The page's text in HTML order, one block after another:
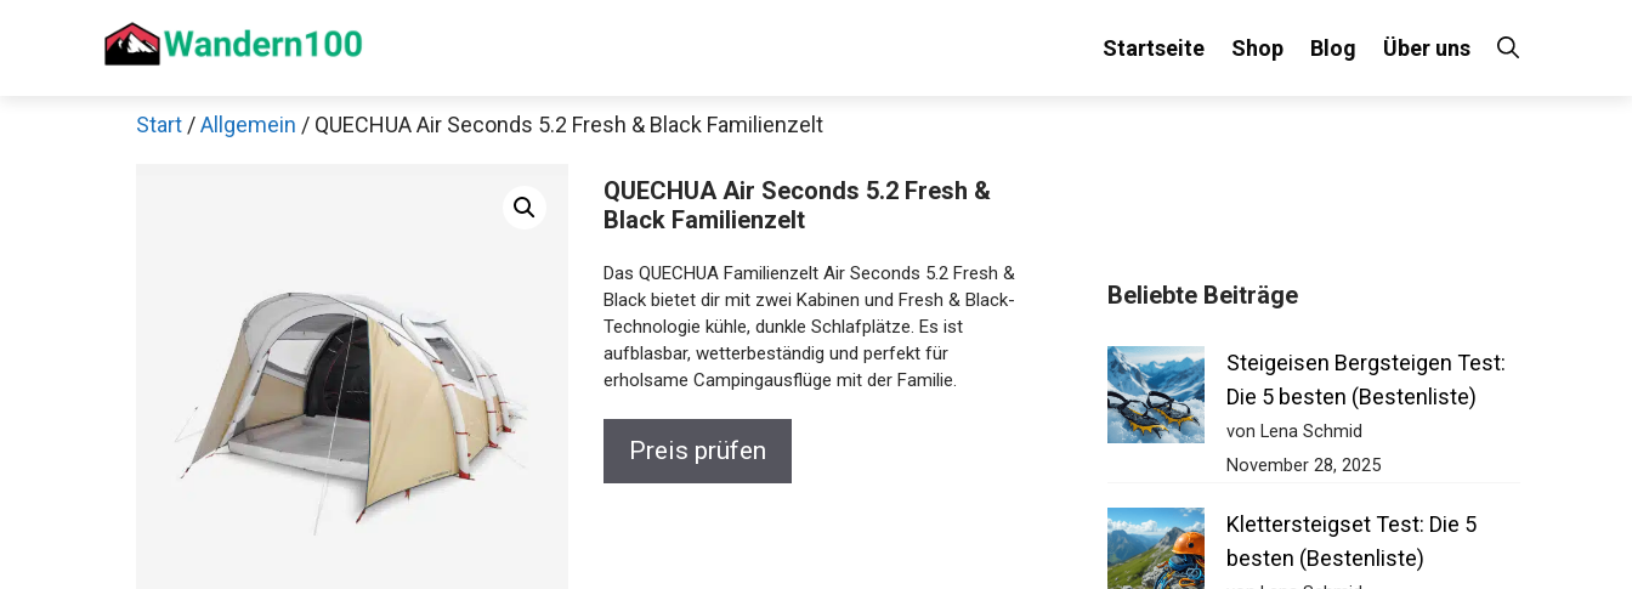
Startseite Shop Blog Über uns
Start /Allgemein / QUECHUA Air Seconds 5.2 Fresh & Black Familienzelt
QUECHUA Air Seconds 5.2 Fresh &
Black Familienzelt
Das QUECHUA Familienzelt Air Seconds 5.2 Fresh &
Black bietet dir mit zwei Kabinen und Fresh & Black-
Technologie kühle, dunkle Schlafplätze. Es ist
aufblasbar, wetterbeständig und perfekt für
erholsame Campingausflüge mit der Familie.
Preis prüfen
Beliebte Beiträge
Steigeisen Bergsteigen Test:
Die 5 besten (Bestenliste)
von Lena Schmid
November 28, 2025
Klettersteigset Test: Die 5
besten (Bestenliste)
Jetzt anschauen